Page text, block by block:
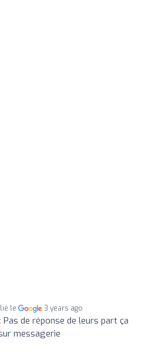
le 3 years ago
Pas de réponse de leurs part ça
messagerie